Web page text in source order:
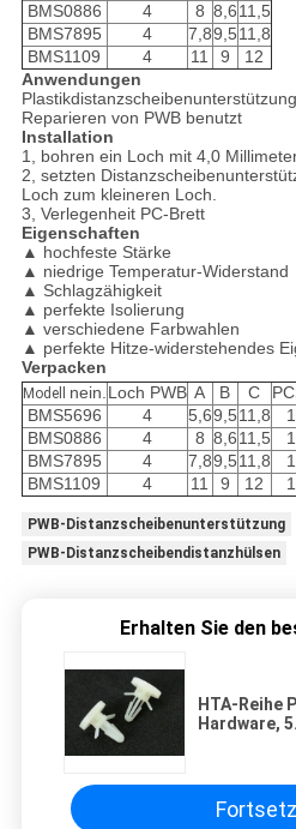
BMS0886
4 8 8,611,5
BMS7895
4 7,89,511,8
BMS1109
4 11 9
12
Anwendungen
Reparieren von PWB benutzt
Installation
1, bohren ein Loch mit 4,0
2, setzten
Loch zum kleineren Loch.
3, Verlegenheit PC-Brett
Eigenschaften
▲ hochfeste Stärke
▲ niedrige Temperatur-Widerstand
▲ Schlagzähigkeit
▲ perfekte Isolierung
▲ verschiedene Farbwahlen
▲ perfekte Hitze-widerstehendes
Verpacken
Modell nein.Loch PWB A B C
BMS5696
4 5,69,511,8
BMS0886
4 8 8,611,5
BMS7895
4 7,89,511,8
BMS1109
4 11 9 12
PWB-Distanzscheibenunterstützung
PWB-Distanzscheibendistanzhülsen
Erhalten Sie den
HTA-Reihe
Hardware,